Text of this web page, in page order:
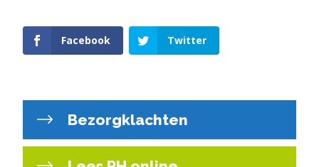
Facebook Twitter
Bezorgklachten